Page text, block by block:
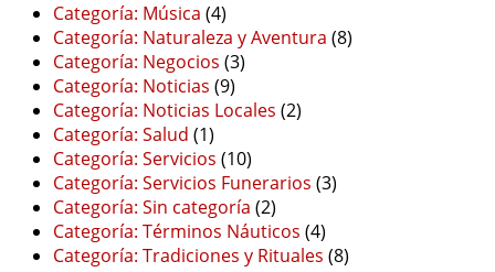
Categoría: Música (4)
Categoría: Naturaleza y Aventura (8)
Categoría: Negocios (3)
Categoría: Noticias (9)
Categoría: Noticias Locales (2)
Categoría: Salud (1)
Categoría: Servicios (10)
Categoría: Servicios Funerarios (3)
Categoría: Sin categoría (2)
Categoría: Términos Náuticos (4)
Categoría: Tradiciones y Rituales (8)